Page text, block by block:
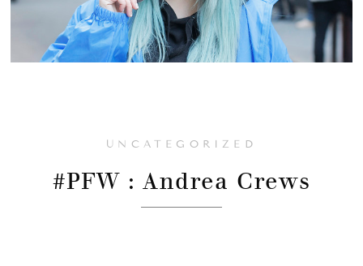
UNCATEGORIZED
#PFW : Andrea Crews